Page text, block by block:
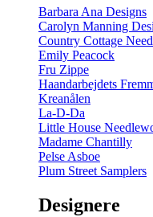
Barbara Ana Designs
Carolyn Manning
Country Cottage
Emily Peacock
Fru Zippe
Haandarbejdets
Kreanålen
La-D-Da
Little House
Madame Chantilly
Pelse Asboe
Plum Street Samplers
Designere